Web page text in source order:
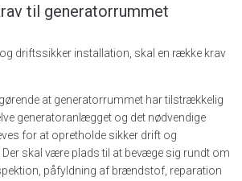
til generatorrummet
driftssikker installation, skal en række krav
at generatorrummet har tilstrækkelig
generatoranlægget og det nødvendige
for at opretholde sikker drift og
Der skal være plads til at bevæge sig rundt om
påfyldning af brændstof, reparation